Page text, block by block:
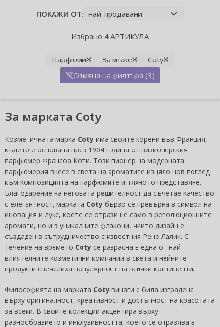
ПОКАЖИ ОТ:
Избрано 4 АРТИКУЛА
Парфюми За мъже
Coty
Отмяна на филтъра (3)
За марката Coty
Козметичната марка Coty има своите корени във Франция,
където е основана през 1904 година от визионерския
парфюмер Франсоа Коти. Този пионер на модерната
парфюмерия внесе в света на ароматите изцяло нов поглед
към композицията на парфюмите и тяхното представяне.
Благодарение на неговата решителност да съчетае качество
с елегантност, марката Coty бързо се превърна в символ на
иновация и лукс, което се отрази не само в революционните
аромати, но и в уникалните флакони, чиито дизайн е
създаден в сътрудничество с известния Рене Лалик. С
течение на времето Coty се разрасна в една от най-
влиятелните козметични компании в света и нейните
продукти спечелиха популярност на всички континенти.
Философията на марката Coty винаги е била изградена
върху оригиналност, креативност и достъпност на красотата
за всеки. В своите колекции акцентира върху
разнообразието и инклузивността, което се отразява в